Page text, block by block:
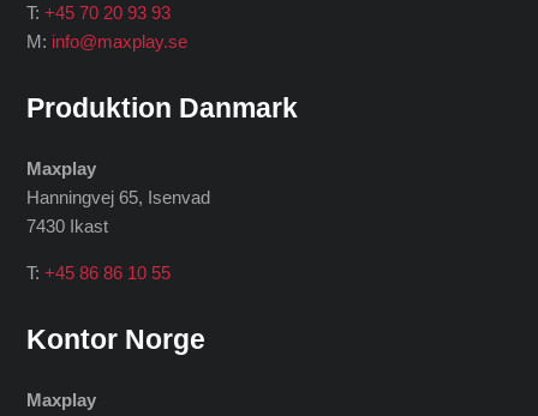
T:+45 70 20 93 93
M: info@maxplay.se
Produktion Danmark
Maxplay
Hanningvej 65, Isenvad
7430 Ikast
T:+45 86 86 10 55
Kontor Norge
Maxplay